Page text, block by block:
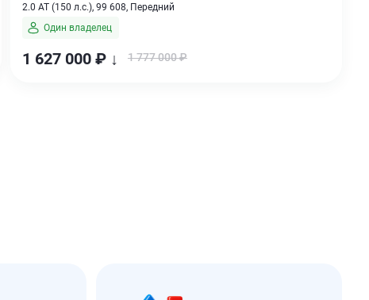
2.0 AT (150 л.с.), 99 608, Передний
Один владелец
1 627 000 ₽ ↓ 1 777 000 ₽